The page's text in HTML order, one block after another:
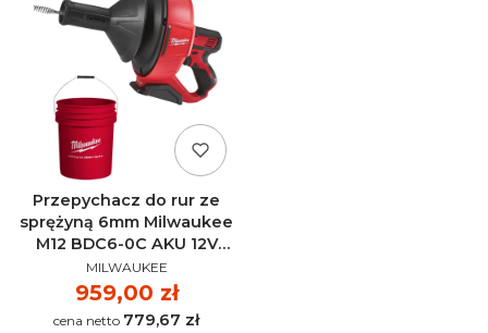
Przepychacz do rur ze
sprężyną 6mm Milwaukee
M12 BDC6-0C AKU 12V
(bez aku) - 4933451634
PRODUCENT
MILWAUKEE
Cena
959,00 zł
Cena 779,67 zł